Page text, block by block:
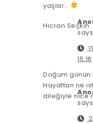
yaşlar…
Hicran Seçkin
15:16
Doğum günün
Hayattan ne
dileğiyle nice